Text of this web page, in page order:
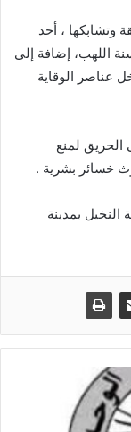
وتشابكها ، أحد
اللهب، إضافة إلى
عناصر الوقاية
لمنع
خسائر بشرية .
بمدينة